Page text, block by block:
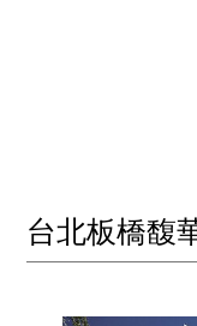
台北板橋馥